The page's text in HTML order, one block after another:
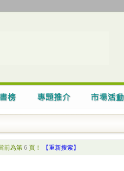
前為第 6 頁！ 【重新搜索】